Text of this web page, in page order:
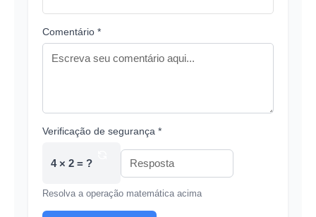
Comentário *
Verificação de segurança *
4 × 2 = ?
Resolva a operação matemática acima